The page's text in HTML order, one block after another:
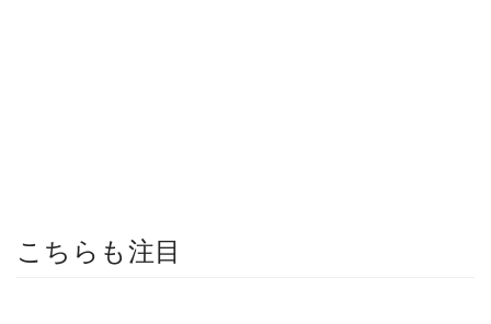
こちらも注目